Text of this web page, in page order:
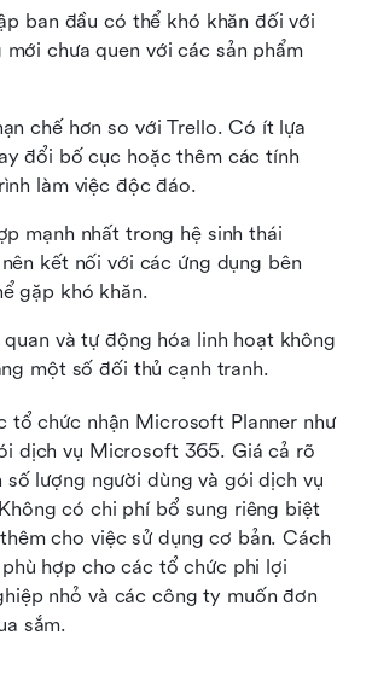
ban đầu có thể khó khăn đối với
mới chưa quen với các sản phẩm
chế hơn so với Trello. Có ít lựa
đổi bố cục hoặc thêm các tính
làm việc độc đáo.
mạnh nhất trong hệ sinh thái
kết nối với các ứng dụng bên
gặp khó khăn.
và tự động hóa linh hoạt không
một số đối thủ cạnh tranh.
tổ chức nhận Microsoft Planner như
dịch vụ Microsoft 365. Giá cả rõ
số lượng người dùng và gói dịch vụ
có chi phí bổ sung riêng biệt
cho việc sử dụng cơ bản. Cách
hợp cho các tổ chức phi lợi
nhỏ và các công ty muốn đơn
sắm.